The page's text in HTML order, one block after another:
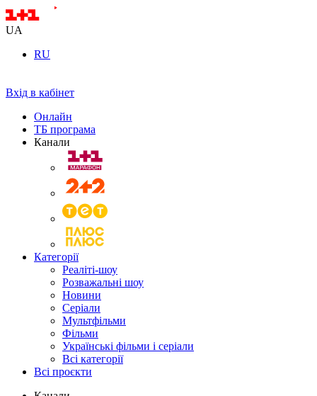
UA
RU
Вхід в кабінет
Онлайн
ТБ програма
Канали
Категорії
Реаліті-шоу
Розважальні шоу
Новини
Серіали
Мультфільми
Фільми
Українські фільми і серіали
Всі категорії
Всі проєкти